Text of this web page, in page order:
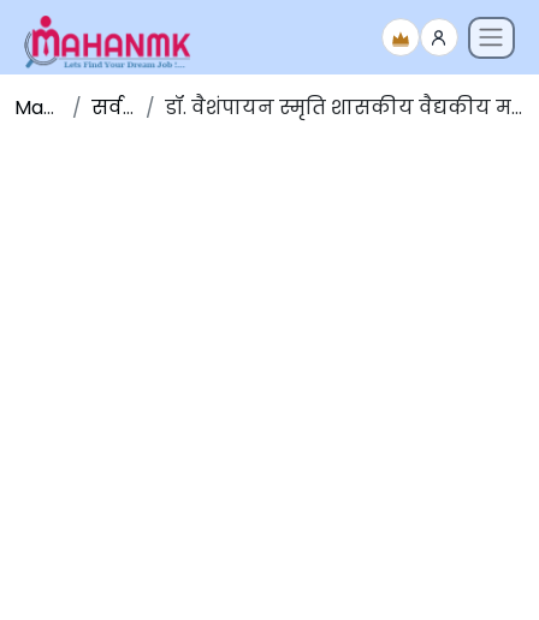
Maha NMK सर्व जाहिराती डॉ. वैशंपायन स्मृति शासकीय वैद्यकीय महाविद्यालय सोलापूर येथे विविध पदांच्या ३५५ जागा